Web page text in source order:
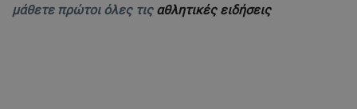
μάθετε πρώτοι όλες τις αθλητικές ειδήσεις